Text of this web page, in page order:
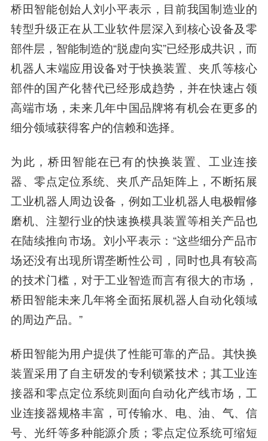
桥田智能创始人刘小平表示，目前我国制造业的
转型升级正在从工业软件层深入到核心设备及零
部件层，智能制造的“脱虚向实”已经形成共识，而
机器人末端应用设备对于快换装置、夹爪等核心
部件的国产化替代已经形成趋势，并在快速占领
高端市场，未来几年中国品牌将有机会在更多的
细分领域获得客户的信赖和选择。
为此，桥田智能在已有的快换装置、工业连接
器、零点定位系统、夹爪产品矩阵上，不断拓展
工业机器人周边设备，例如工业机器人电极帽修
磨机、注塑行业的快速换模具装置等相关产品也
在陆续推向市场。刘小平表示：“这些细分产品市
场还没有出现所谓垄断性公司，同时也具有较高
的技术门槛，对于工业智造而言有很大的市场，
桥田智能未来几年将全面拓展机器人自动化领域
的周边产品。”
桥田智能为用户提供了性能可靠的产品。其快换
装置采用了自主研发的专利锁紧技术；其工业连
接器和零点定位系统则面向自动化产线市场，工
业连接器规格丰富，可传输水、电、油、气、信
号、光纤等多种能源介质；零点定位系统可缩短